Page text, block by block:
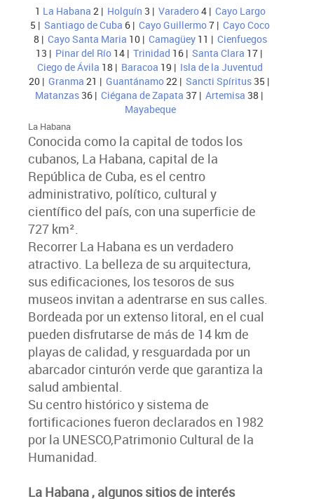
1 La Habana 2 | Holguín 3 | Varadero4 | Cayo Largo
5 | Santiago de Cuba 6 | Cayo Guillermo7 | Cayo Coco
8 | Cayo Santa Maria 10 | Camagüey11 | Cienfuegos
13 | Pinar del Río 14 | Trinidad 16 | Santa Clara 17 |
Ciego de Ávila 18 | Baracoa 19 | Isla de la Juventud
20 | Granma 21 | Guantánamo22 | Sancti Spíritus 35 |
Matanzas 36 | Ciégana de Zapata 37 | Artemisa 38 |
Mayabeque
La Habana
Conocida como la capital de todos los
cubanos, La Habana, capital de la
República de Cuba, es el centro
administrativo, político, cultural y
científico del país, con una superficie de
727 km².
Recorrer La Habana es un verdadero
atractivo. La belleza de su arquitectura,
sus edificaciones, los tesoros de sus
museos invitan a adentrarse en sus calles.
Bordeada por un extenso litoral, en el cual
pueden disfrutarse de más de 14 km de
playas de calidad, y resguardada por un
abarcador cinturón verde que garantiza la
salud ambiental.
Su centro histórico y sistema de
fortificaciones fueron declarados en 1982
por la UNESCO,Patrimonio Cultural de la
Humanidad.
La Habana , algunos sitios de interés